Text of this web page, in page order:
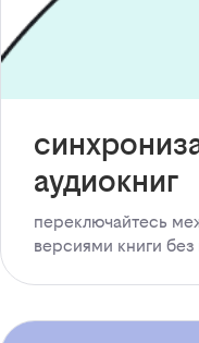
аудиокниг
переключайтесь
версиями книги